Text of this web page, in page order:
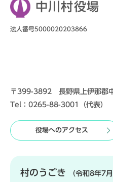
中川村役場
法人番号5000020203866
〒399-3892 長野県上伊那郡
Tel：0265-88-3001（代表
役場へのアクセス
村のうごき （令和8年7月